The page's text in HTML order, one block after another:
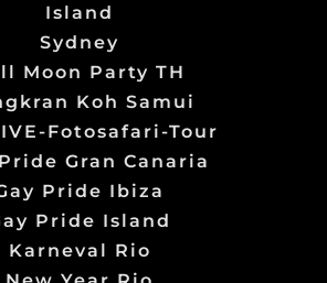
Island
Sydney
Moon Party TH
Koh Samui
Fotosafari-Tour
Gran Canaria
Pride Ibiza
Pride Island
Karneval Rio